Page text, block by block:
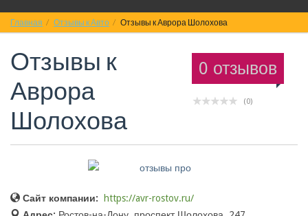
Спорт Фильмы Деньги Путешествия
Красота Здоровье
Главная Отзывы к Авто Отзывы к Аврора Шолохова
0 отзывов
(0)
Отзывы к
Аврора
Шолохова
Сайт компании:
https://avr-rostov.ru/